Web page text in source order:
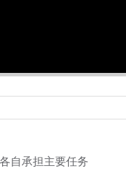
自承担主要任务